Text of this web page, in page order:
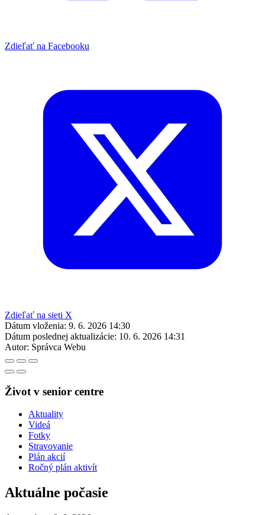
Zdieľať na Facebooku
Zdieľať na sieti X
Dátum vloženia: 9. 6. 2026 14:30
Dátum poslednej aktualizácie: 10. 6. 2026 14:31
Autor: Správca Webu
Život v senior centre
Aktuality
Videá
Fotky
Stravovanie
Plán akcií
Ročný plán aktivít
Aktuálne počasie